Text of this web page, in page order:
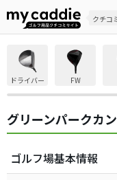
クチコ
ドライバー FW
グリーンパークカ
ゴルフ場基本情報